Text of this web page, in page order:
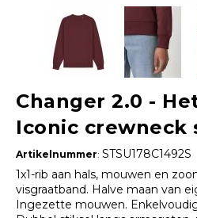
Changer 2.0 -
Iconic crewneck
Artikelnummer:STSU178C1492S
1x1-rib aan hals, mouwen en
visgraatband. Halve maan van
Ingezette mouwen.